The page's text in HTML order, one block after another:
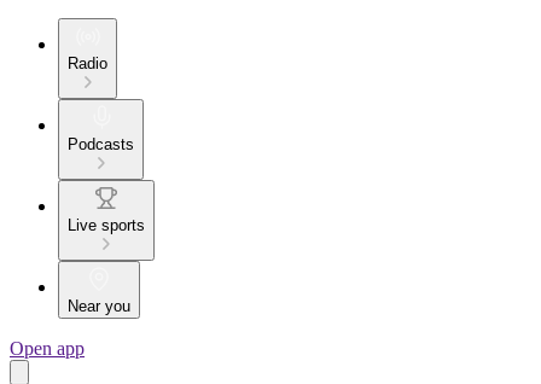
Radio
Podcasts
Live sports
Near you
Open app